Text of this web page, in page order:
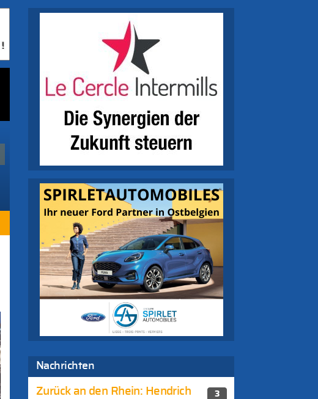
Nachrichten
3
Zurück an den Rhein: Hendrich